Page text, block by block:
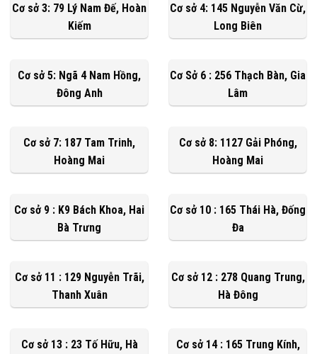
Cơ sở 3: 79 Lý Nam Đế, Hoàn
Kiếm
Cơ sở 4: 145 Nguyễn Văn Cừ,
Long Biên
Cơ sở 5: Ngã 4 Nam Hồng,
Đông Anh
Cơ Sở 6 : 256 Thạch Bàn, Gia
Lâm
Cơ sở 7: 187 Tam Trinh,
Hoàng Mai
Cơ sở 8: 1127 Gải Phóng,
Hoàng Mai
Cơ sở 9 : K9 Bách Khoa, Hai
Bà Trưng
Cơ sở 10 : 165 Thái Hà, Đống
Đa
Cơ sở 11 : 129 Nguyễn Trãi,
Thanh Xuân
Cơ sở 12 : 278 Quang Trung,
Hà Đông
Cơ sở 13 : 23 Tố Hữu, Hà
Cơ sở 14 : 165 Trung Kính,